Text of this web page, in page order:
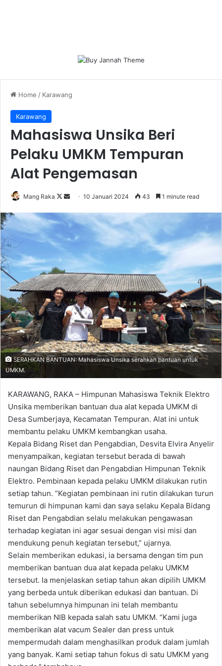
Home / Karawang
Karawang
Mahasiswa Unsika Beri
Pelaku UMKM Tempuran
Alat Pengemasan
Mang Raka
Follow
Send
email
10 Januari 2024 43 1 minute read
SERAHKAN BANTUAN: Mahasiswa Unsika serahkan bantuan untuk
UMKM.
KARAWANG, RAKA – Himpunan Mahasiswa Teknik Elektro
Unsika memberikan bantuan dua alat kepada UMKM di
Desa Sumberjaya, Kecamatan Tempuran. Alat ini untuk
membantu pelaku UMKM kembangkan usaha.
Kepala Bidang Riset dan Pengabdian, Desvita Elvira Anyelir
menyampaikan, kegiatan tersebut berada di bawah
naungan Bidang Riset dan Pengabdian Himpunan Teknik
Elektro. Pembinaan kepada pelaku UMKM dilakukan rutin
setiap tahun. “Kegiatan pembinaan ini rutin dilakukan turun
temurun di himpunan kami dan saya selaku Kepala Bidang
Riset dan Pengabdian selalu melakukan pengawasan
terhadap kegiatan ini agar sesuai dengan visi misi dan
mendukung penuh kegiatan tersebut,” ujarnya.
Selain memberikan edukasi, ia bersama dengan tim pun
memberikan bantuan dua alat kepada pelaku UMKM
tersebut. Ia menjelaskan setiap tahun akan dipilih UMKM
yang berbeda untuk diberikan edukasi dan bantuan. Di
tahun sebelumnya himpunan ini telah membantu
memberikan NIB kepada salah satu UMKM. “Kami juga
memberikan alat vacum Sealer dan press untuk
mempermudah dalam menghasilkan produk dalam jumlah
yang banyak. Kami setiap tahun fokus di satu UMKM yang